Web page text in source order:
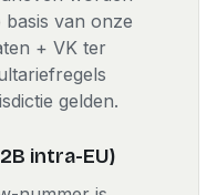
van onze
+ VK ter
gelden.
intra-EU)